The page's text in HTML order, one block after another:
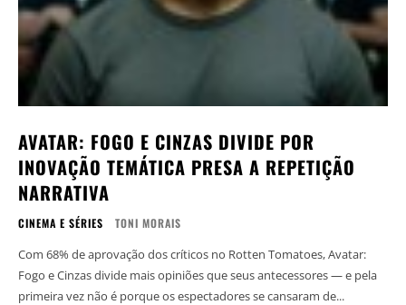
AVATAR: FOGO E CINZAS DIVIDE POR
INOVAÇÃO TEMÁTICA PRESA A REPETIÇÃO
NARRATIVA
CINEMA E SÉRIES TONI MORAIS
Com 68% de aprovação dos críticos no Rotten Tomatoes, Avatar:
Fogo e Cinzas divide mais opiniões que seus antecessores — e pela
primeira vez não é porque os espectadores se cansaram de...